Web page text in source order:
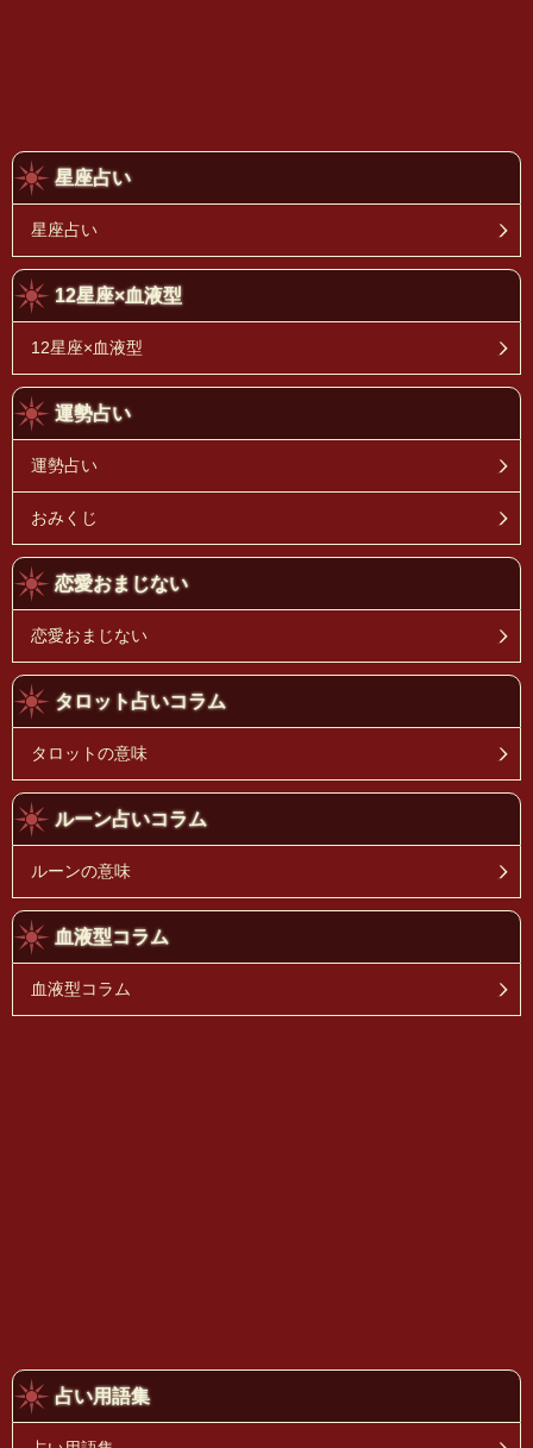
星座占い
星座占い
12星座×血液型
12星座×血液型
運勢占い
運勢占い
おみくじ
恋愛おまじない
恋愛おまじない
タロット占いコラム
タロットの意味
ルーン占いコラム
ルーンの意味
血液型コラム
血液型コラム
占い用語集